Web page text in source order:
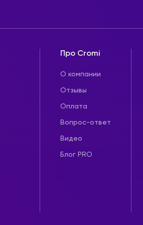
Про Cromi
О компании
Отзывы
Оплата
Вопрос-ответ
Видео
Блог PRO